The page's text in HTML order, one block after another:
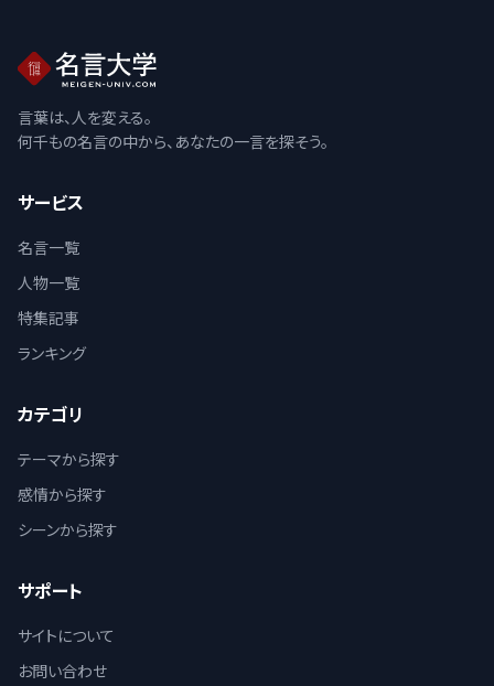
言葉は、人を変える。
何千もの名言の中から、あなたの一言を探そう。
サービス
名言一覧
人物一覧
特集記事
ランキング
カテゴリ
テーマから探す
感情から探す
シーンから探す
サポート
サイトについて
お問い合わせ